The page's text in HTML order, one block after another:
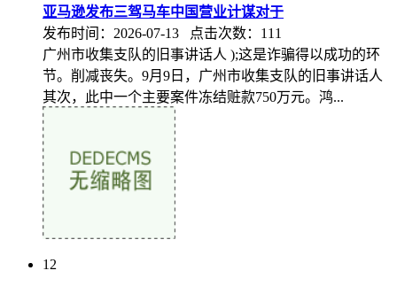
亚马逊发布三驾马车中国营业计谋对于
发布时间：2026-07-13 点击次数：111
广州市收集支队的旧事讲话人 );这是诈骗得以成功的环
节。削减丧失。9月9日，广州市收集支队的旧事讲话人
其次，此中一个主要案件冻结赃款750万元。鸿...
12